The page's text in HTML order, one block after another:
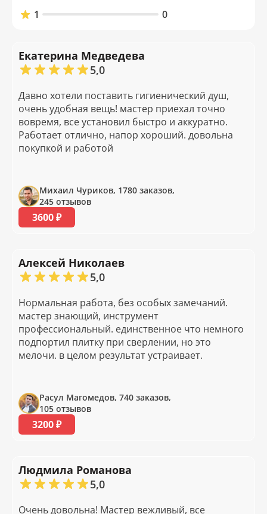
1 0
Екатерина Медведева
5,0
Давно хотели поставить гигиенический душ,
очень удобная вещь! мастер приехал точно
вовремя, все установил быстро и аккуратно.
Работает отлично, напор хороший. довольна
покупкой и работой
Михаил Чуриков, 1780 заказов,
245 отзывов
3600 ₽
Алексей Николаев
5,0
Нормальная работа, без особых замечаний.
мастер знающий, инструмент
профессиональный. единственное что немного
подпортил плитку при сверлении, но это
мелочи. в целом результат устраивает.
Расул Магомедов, 740 заказов,
105 отзывов
3200 ₽
Людмила Романова
5,0
Очень довольна! Мастер вежливый, все